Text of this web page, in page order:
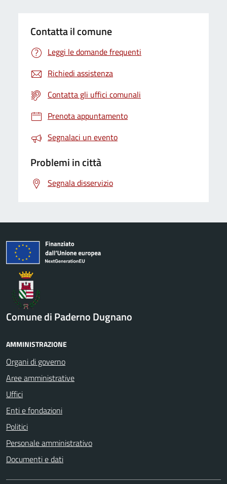
Contatta il comune
Leggi le domande frequenti
Richiedi assistenza
Contatta gli uffici comunali
Prenota appuntamento
Segnalaci un evento
Problemi in città
Segnala disservizio
Comune di Paderno Dugnano
AMMINISTRAZIONE
Organi di governo
Aree amministrative
Uffici
Enti e fondazioni
Politici
Personale amministrativo
Documenti e dati